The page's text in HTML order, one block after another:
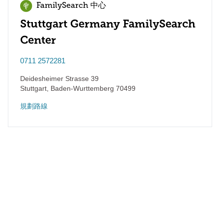
FamilySearch 中心
Stuttgart Germany FamilySearch
Center
0711 2572281
Deidesheimer Strasse 39
Stuttgart Baden-Wurttemberg 70499
規劃路線